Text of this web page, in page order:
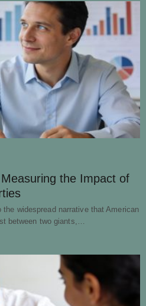
the Impact of
widespread narrative that American
between two giants,…